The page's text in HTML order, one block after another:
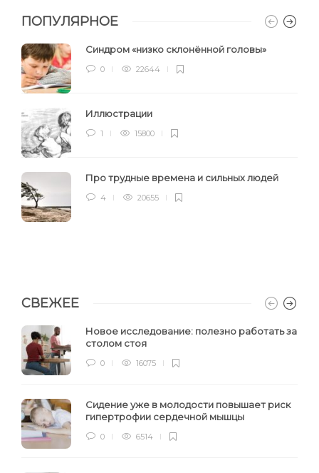
ПОПУЛЯРНОЕ
Синдром «низко склонённой головы»
0 22644
Иллюстрации
1 15800
Про трудные времена и сильных людей
4 20655
СВЕЖЕЕ
Новое исследование: полезно работать за
столом стоя
0 16075
Сидение уже в молодости повышает риск
гипертрофии сердечной мышцы
0 6514